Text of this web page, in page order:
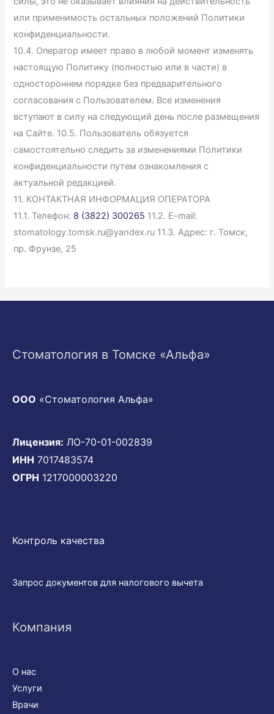
или применимость остальных положений Политики
конфиденциальности.
10.4. Оператор имеет право в любой момент изменять
настоящую Политику (полностью или в части) в
одностороннем порядке без предварительного
согласования с Пользователем. Все изменения
вступают в силу на следующий день после размещения
на Сайте. 10.5. Пользователь обязуется
самостоятельно следить за изменениями Политики
конфиденциальности путем ознакомления с
актуальной редакцией.
11. КОНТАКТНАЯ ИНФОРМАЦИЯ ОПЕРАТОРА
11.1. Телефон: 8 (3822) 300265 11.2. E-mail:
stomatology.tomsk.ru@yandex.ru 11.3. Адрес: г. Томск,
пр. Фрунзе, 25
Стоматология в Томске «Альфа»
ООО «Стоматология Альфа»
Лицензия: ЛО-70-01-002839
ИНН 7017483574
ОГРН 1217000003220
Контроль качества
Запрос документов для налогового вычета
Компания
О нас
Услуги
Врачи